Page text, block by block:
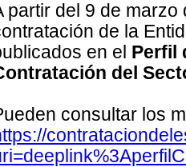
partir del 9 de
de la
en el Perfil
del
consultar los